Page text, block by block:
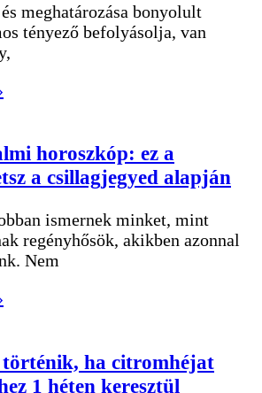
meghatározása bonyolult
tényező befolyásolja, van
horoszkóp: ez a
a csillagjegyed alapján
ismernek minket, mint
regényhősök, akikben azonnal
Nem
történik, ha citromhéjat
1 héten keresztül